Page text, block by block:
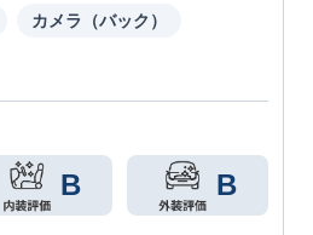
カメラ（バック）
B B